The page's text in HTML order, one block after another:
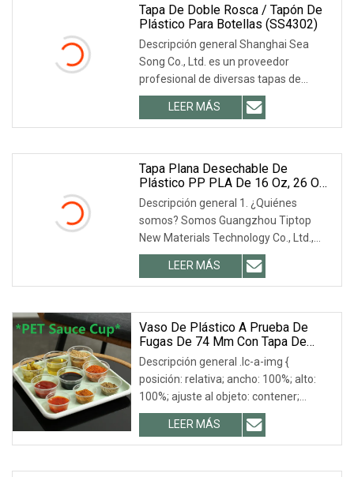
Tapa De Doble Rosca / Tapón De
Plástico Para Botellas (SS4302)
Descripción general Shanghai Sea
Song Co., Ltd. es un proveedor
profesional de diversas tapas de
botellas, tapas de plástico, tapas de
rosca de metal, tapas de acero
inoxidable, tapas de botellas de vino,
vidrio.
LEER MÁS
Tapa Plana Desechable De
Plástico PP PLA De 16 Oz, 26 Oz,
32 Oz Y 44 Oz Para Vasos De
Papel
Descripción general 1. ¿Quiénes
somos? Somos Guangzhou Tiptop
New Materials Technology Co., Ltd.,
con sede en Guangzhou, China.
Iniciamos nuestras operaciones en
2016. Nuestros productos se venden
LEER MÁS
Vaso De Plástico A Prueba De
Fugas De 74 Mm Con Tapa De
Cúpula Para Bebidas, Fabricado En
China
Descripción general .lc-a-img {
posición: relativa; ancho: 100%; alto:
100%; ajuste al objeto: contener;
desbordamiento: oculto;}.lc-a-img
.img-content { posición: absoluta;
superior: 0; izquierda: 0; ancho: 100%;
LEER MÁS